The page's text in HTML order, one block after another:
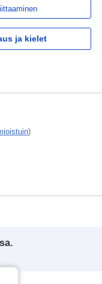
ja kielet
)